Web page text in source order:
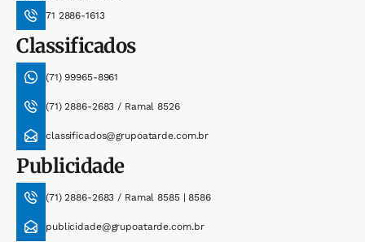
71 2886-1613
Classificados
(71) 99965-8961
(71) 2886-2683 / Ramal 8526
classificados@grupoatarde.com.br
Publicidade
(71) 2886-2683 / Ramal 8585 | 8586
publicidade@grupoatarde.com.br